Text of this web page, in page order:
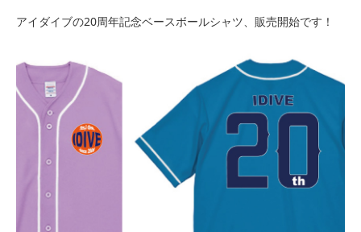
アイダイブの20周年記念ベースボールシャツ、販売開始です！